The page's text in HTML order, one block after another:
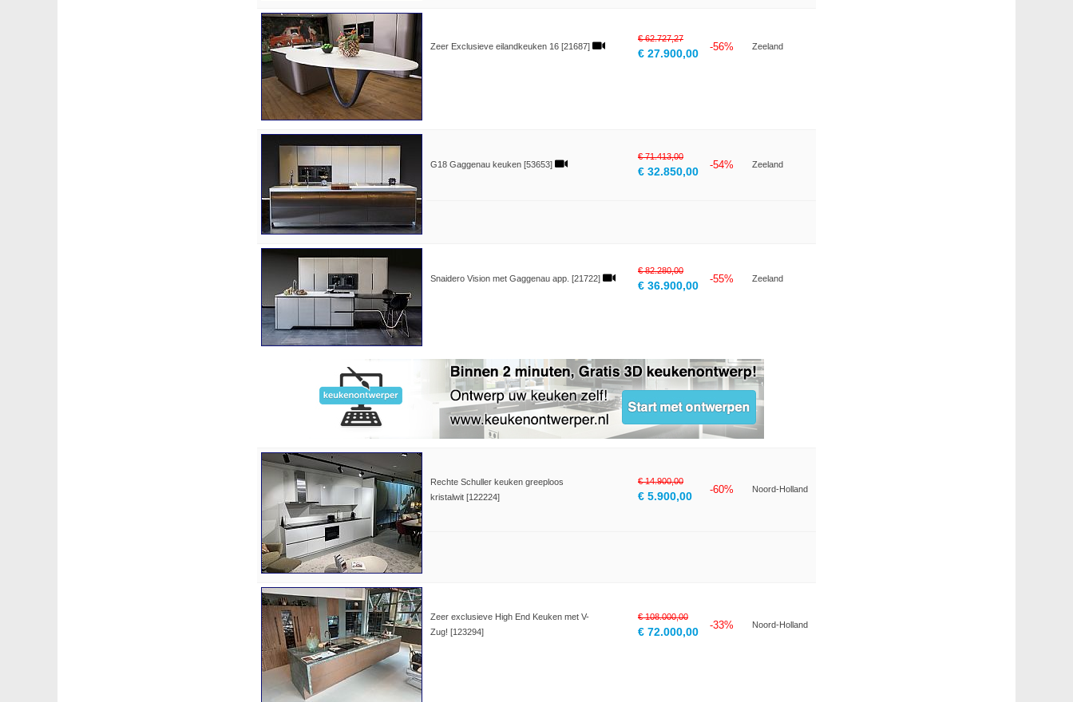
Zeer Exclusieve eilandkeuken 16 [21687]
€ 62.727,27
€ 27.900,00
-56% Zeeland
G18 Gaggenau keuken [53653]
€ 71.413,00
€ 32.850,00
-54% Zeeland
Snaidero Vision met Gaggenau app. [21722]
€ 82.280,00
€ 36.900,00
-55% Zeeland
Rechte Schuller keuken greeploos
kristalwit [122224]
€ 14.900,00
€ 5.900,00
-60% Noord-Holland
Zeer exclusieve High End Keuken met V-
Zug! [123294]
€ 108.000,00
€ 72.000,00
-33% Noord-Holland